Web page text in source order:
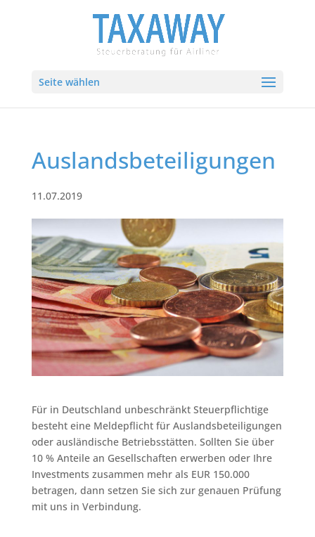
Seite wählen
Auslandsbeteiligungen
11.07.2019
Für in Deutschland unbeschränkt Steuerpflichtige
besteht eine Meldepflicht für Auslandsbeteiligungen
oder ausländische Betriebsstätten. Sollten Sie über
10 % Anteile an Gesellschaften erwerben oder Ihre
Investments zusammen mehr als EUR 150.000
betragen, dann setzen Sie sich zur genauen Prüfung
mit uns in Verbindung.